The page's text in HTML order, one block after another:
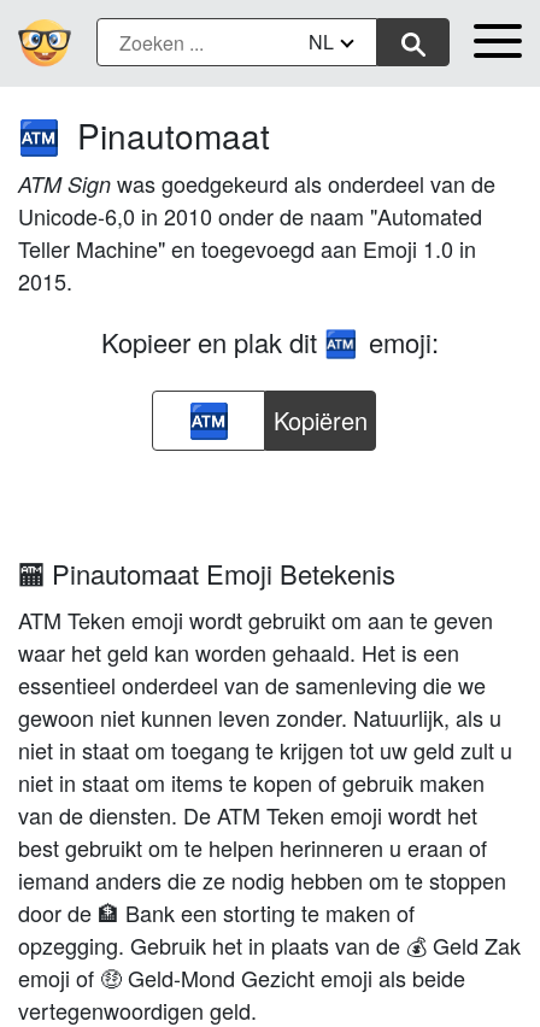
NL
🏧 Pinautomaat
ATM Sign was goedgekeurd als onderdeel van de
Unicode-6,0 in 2010 onder de naam "Automated
Teller Machine" en toegevoegd aan Emoji 1.0 in
2015.
Kopieer en plak dit 🏧 emoji:
Kopiëren
🏧 Pinautomaat Emoji Betekenis
ATM Teken emoji wordt gebruikt om aan te geven
waar het geld kan worden gehaald. Het is een
essentieel onderdeel van de samenleving die we
gewoon niet kunnen leven zonder. Natuurlijk, als u
niet in staat om toegang te krijgen tot uw geld zult u
niet in staat om items te kopen of gebruik maken
van de diensten. De ATM Teken emoji wordt het
best gebruikt om te helpen herinneren u eraan of
iemand anders die ze nodig hebben om te stoppen
door de 🏦 Bank een storting te maken of
opzegging. Gebruik het in plaats van de 💰 Geld Zak
emoji of 🤑 Geld-Mond Gezicht emoji als beide
vertegenwoordigen geld.